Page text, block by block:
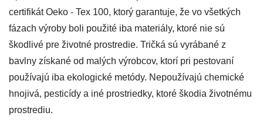
certifikát Oeko - Tex 100, ktorý garantuje, že vo všetkých
fázach výroby boli použité iba materiály, ktoré nie sú
škodlivé pre životné prostredie. Tričká sú vyrábané z
bavlny získané od malých výrobcov, ktorí pri pestovaní
používajú iba ekologické metódy. Nepoužívajú chemické
hnojivá, pesticídy a iné prostriedky, ktoré škodia životnému
prostrediu.